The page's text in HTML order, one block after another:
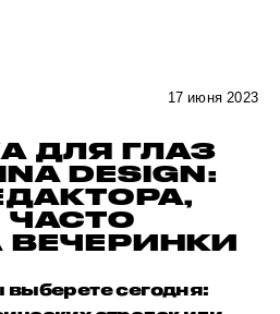
17 июня 2023
ДЛЯ ГЛАЗ
DESIGN:
ВЕЧЕРИНКИ
выберете сегодня: